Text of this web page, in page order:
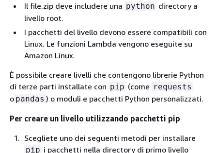
Il file.zip deve includere una python directory a
livello root.
I pacchetti del livello devono essere compatibili con
Linux. Le funzioni Lambda vengono eseguite su
Amazon Linux.
È possibile creare livelli che contengono librerie Python
di terze parti installate con pip (come requests
o pandas ) o moduli e pacchetti Python personalizzati.
Per creare un livello utilizzando pacchetti pip
Scegliete uno dei seguenti metodi per installare
pip i pacchetti nella directory di primo livello